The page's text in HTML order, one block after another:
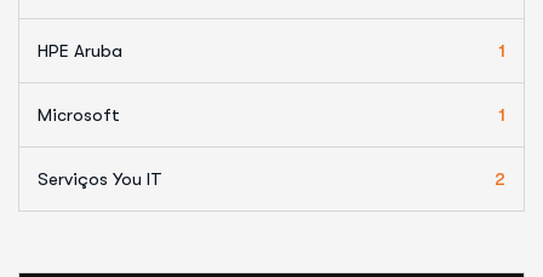
HPE Aruba 1
Microsoft 1
Serviços You IT 2